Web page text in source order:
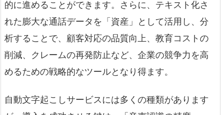
的に進めることができます。さらに、テキスト化さ
れた膨大な通話データを「資産」として活用し、分
析することで、顧客対応の品質向上、教育コストの
削減、クレームの再発防止など、企業の競争力を高
めるための戦略的なツールとなり得ます。
自動文字起こしサービスには多くの種類があります